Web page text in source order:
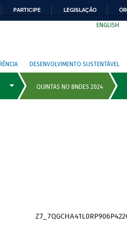
PARTICIPE LEGISLAÇÃO
ENGLISH
DESENVOLVIMENTO SUSTENTÁVEL